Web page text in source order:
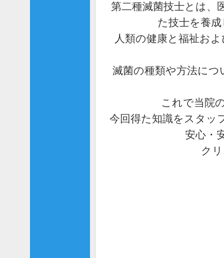
第二種滅菌技士とは、
た技士を養
人類の健康と福祉お
滅菌の種類や方法に
これで当院
今回得た知識をスタッ
安心・
ク